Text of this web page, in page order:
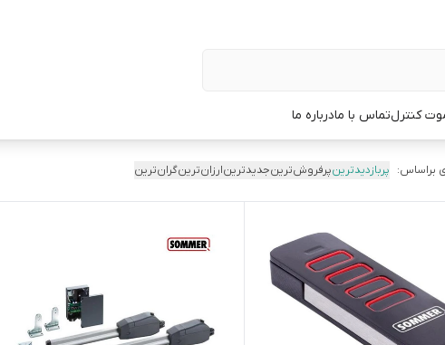
کنترلتماس با مادرباره ما
براساس: پربازدیدترینپرفروش‌ترینجدیدترینارزان‌ترینگران‌ترین